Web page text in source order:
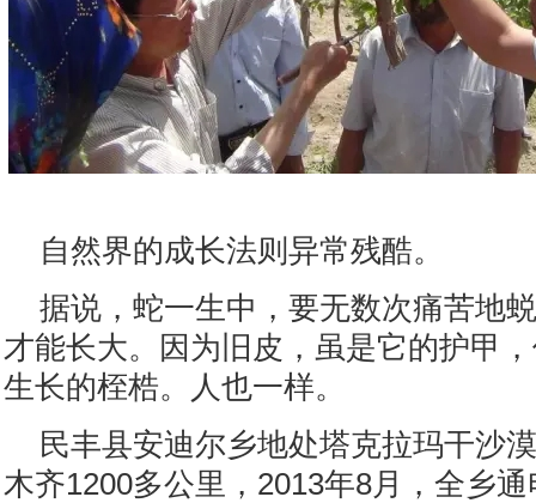
自然界的成长法则异常残酷。
据说，蛇一生中，要无数次痛苦地
才能长大。因为旧皮，虽是它的护甲
生长的桎梏。人也一样。
民丰县安迪尔乡地处塔克拉玛干沙
木齐1200多公里，2013年8月，全乡